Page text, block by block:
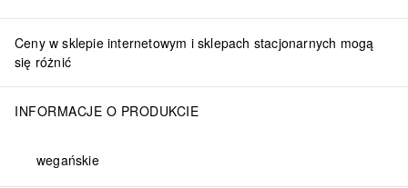
Ceny w sklepie internetowym i sklepach stacjonarnych mogą
się różnić
INFORMACJE O PRODUKCIE
wegańskie